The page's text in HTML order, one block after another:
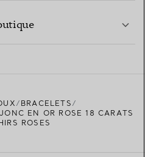
PROCHE
BRACELETS
EN OR ROSE 18 CARATS
ROSES